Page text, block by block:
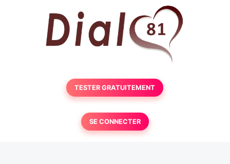
TESTER GRATUITEMENT
SE CONNECTER